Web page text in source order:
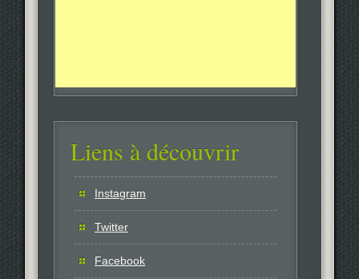
Liens à découvrir
Instagram
Twitter
Facebook